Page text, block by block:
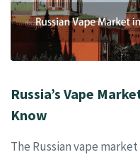
Russia’s Vape
Know
The Russian vape